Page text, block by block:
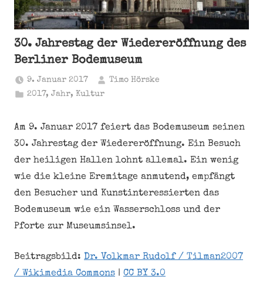
30. Jahrestag der Wiedereröffnung des
Berliner Bodemuseum
9. Januar 2017
Timo Hörske
2017,Jahr, Kultur
Am 9. Januar 2017 feiert das Bodemuseum seinen
30. Jahrestag der Wiedereröffnung. Ein Besuch
der heiligen Hallen lohnt allemal. Ein wenig
wie die kleine Eremitage anmutend, empfängt
den Besucher und Kunstinteressierten das
Bodemuseum wie ein Wasserschloss und der
Pforte zur Museumsinsel.
Beitragsbild: Dr. Volkmar Rudolf / Tilman2007
/ Wikimedia Commons | CC BY 3.0